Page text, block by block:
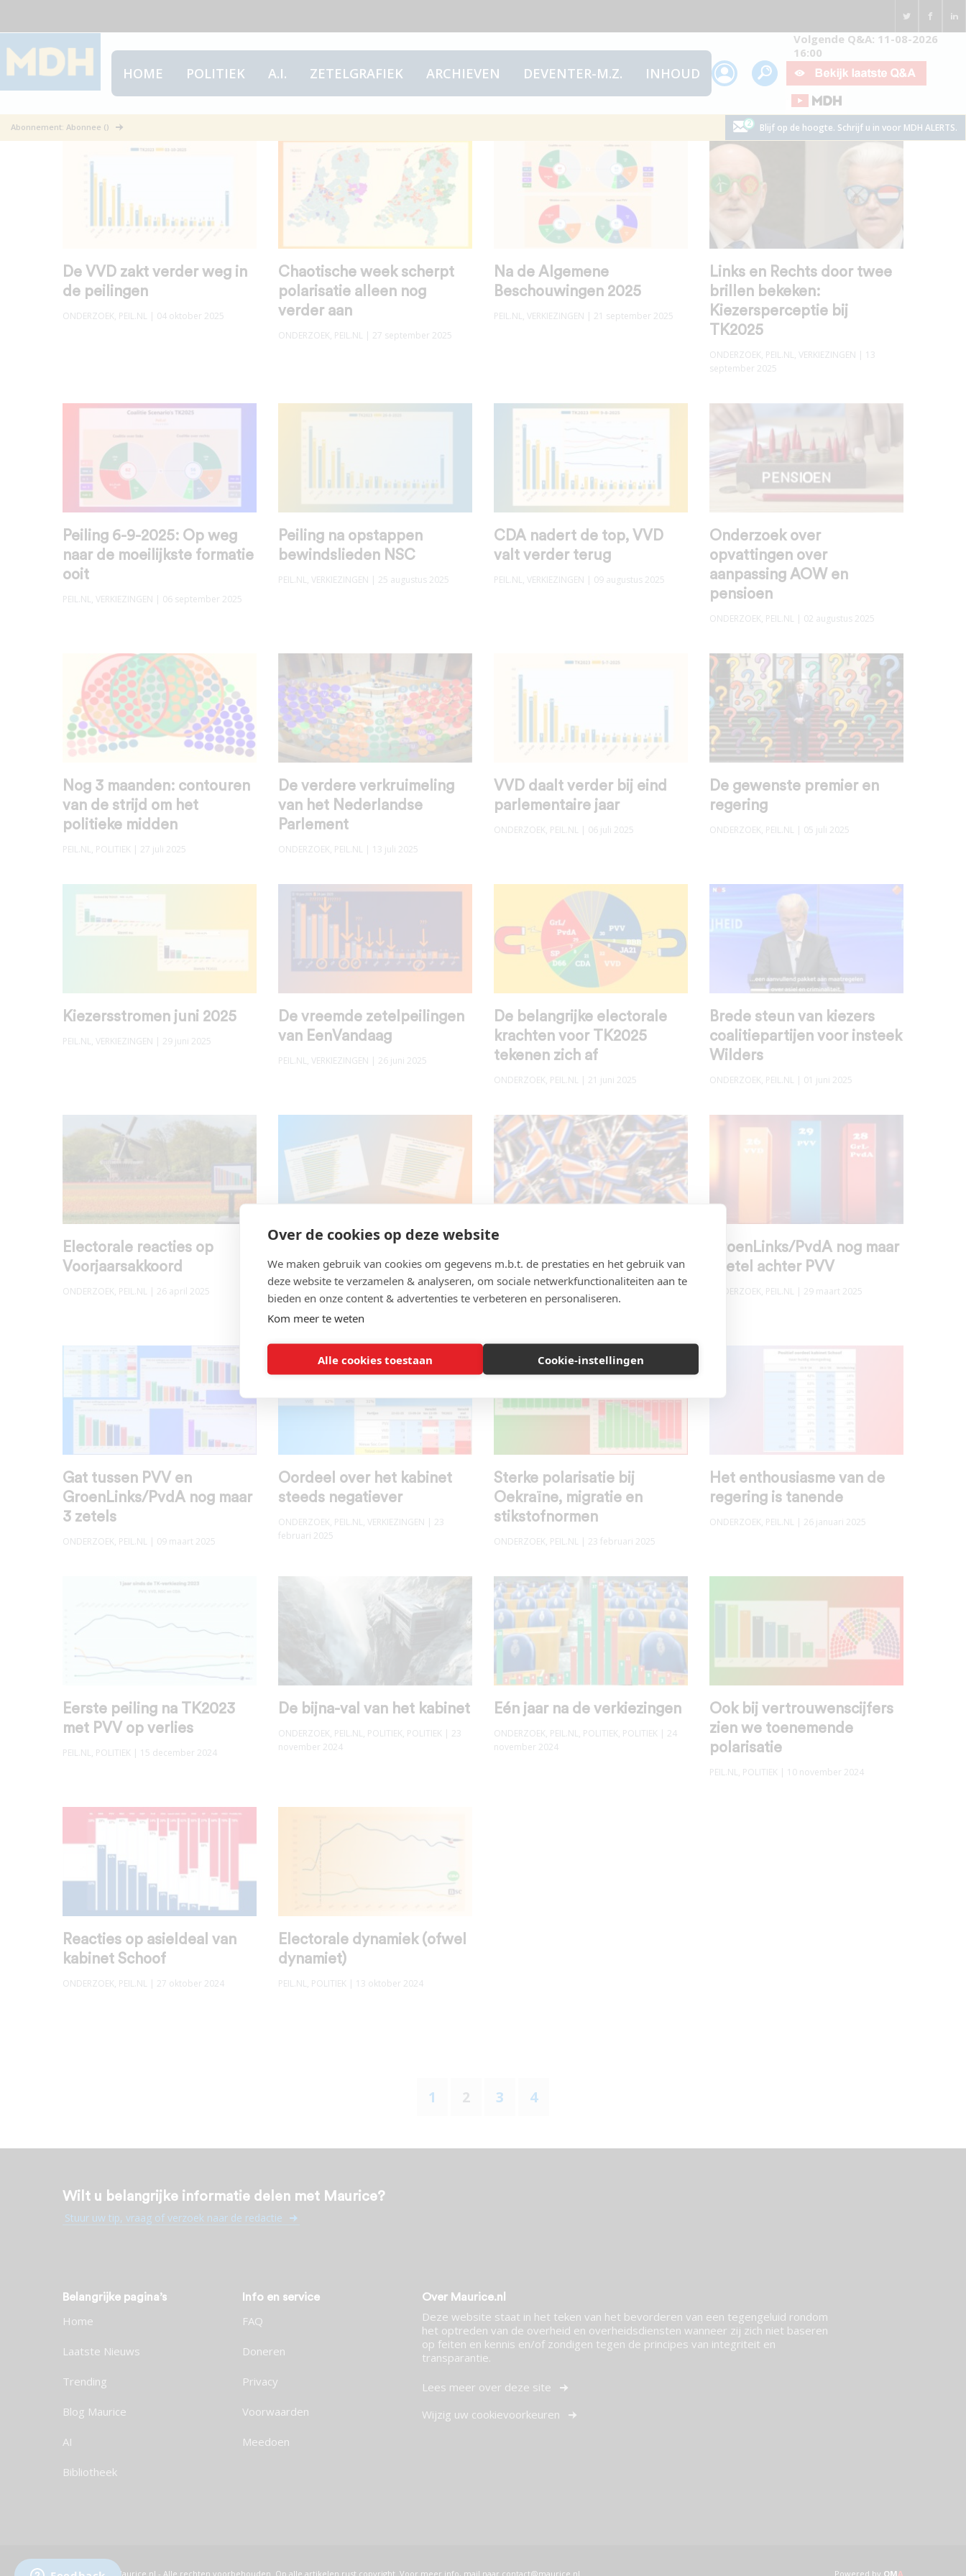
Over de cookies op deze website
We maken gebruik van cookies om gegevens m.b.t. de prestaties en het gebruik van
deze website te verzamelen & analyseren, om sociale netwerkfunctionaliteiten aan te
bieden en onze content & advertenties te verbeteren en personaliseren.
Kom meer te weten
Alle cookies toestaan Cookie-instellingen
HOME POLITIEK A.I. ZETELGRAFIEK ARCHIEVEN DEVENTER-M.Z. INHOUD
Volgende Q&A: 11-08-2026
16:00
Abonnement: Abonnee () Blijf op de hoogte. Schrijf u in voor MDH ALERTS.
Peil.nl
De VVD zakt verder weg in
de peilingen
ONDERZOEK, PEIL.NL | 04 oktober 2025
Chaotische week scherpt
polarisatie alleen nog
verder aan
ONDERZOEK, PEIL.NL | 27 september 2025
Na de Algemene
Beschouwingen 2025
PEIL.NL, VERKIEZINGEN | 21 september 2025
Links en Rechts door twee
brillen bekeken:
Kiezersperceptie bij
TK2025
ONDERZOEK, PEIL.NL, VERKIEZINGEN | 13
september 2025
Peiling 6-9-2025: Op weg
naar de moeilijkste formatie
ooit
PEIL.NL, VERKIEZINGEN | 06 september 2025
Peiling na opstappen
bewindslieden NSC
PEIL.NL, VERKIEZINGEN | 25 augustus 2025
CDA nadert de top, VVD
valt verder terug
PEIL.NL, VERKIEZINGEN | 09 augustus 2025
Onderzoek over
opvattingen over
aanpassing AOW en
pensioen
ONDERZOEK, PEIL.NL | 02 augustus 2025
Nog 3 maanden: contouren
van de strijd om het
politieke midden
PEIL.NL, POLITIEK | 27 juli 2025
De verdere verkruimeling
van het Nederlandse
Parlement
ONDERZOEK, PEIL.NL | 13 juli 2025
VVD daalt verder bij eind
parlementaire jaar
ONDERZOEK, PEIL.NL | 06 juli 2025
De gewenste premier en
regering
ONDERZOEK, PEIL.NL | 05 juli 2025
Kiezersstromen juni 2025
PEIL.NL, VERKIEZINGEN | 29 juni 2025
De vreemde zetelpeilingen
van EenVandaag
PEIL.NL, VERKIEZINGEN | 26 juni 2025
De belangrijke electorale
krachten voor TK2025
tekenen zich af
ONDERZOEK, PEIL.NL | 21 juni 2025
Brede steun van kiezers
coalitiepartijen voor insteek
Wilders
ONDERZOEK, PEIL.NL | 01 juni 2025
Electorale reacties op
Voorjaarsakkoord
ONDERZOEK, PEIL.NL | 26 april 2025
Afnemend vertrouwen
politici: september ’24 –
april ’25
zetelpeiling van
“lintjesdebatten”
GroenLinks/PvdA nog maar
1 zetel achter PVV
ONDERZOEK, PEIL.NL | 29 maart 2025
Gat tussen PVV en
GroenLinks/PvdA nog maar
3 zetels
ONDERZOEK, PEIL.NL | 09 maart 2025
Oordeel over het kabinet
steeds negatiever
ONDERZOEK, PEIL.NL, VERKIEZINGEN | 23
februari 2025
Sterke polarisatie bij
Oekraïne, migratie en
stikstofnormen
ONDERZOEK, PEIL.NL | 23 februari 2025
Het enthousiasme van de
regering is tanende
ONDERZOEK, PEIL.NL | 26 januari 2025
Eerste peiling na TK2023
met PVV op verlies
PEIL.NL, POLITIEK | 15 december 2024
De bijna-val van het kabinet
ONDERZOEK, PEIL.NL, POLITIEK, POLITIEK | 23
november 2024
Eén jaar na de verkiezingen
ONDERZOEK, PEIL.NL, POLITIEK, POLITIEK | 24
november 2024
Ook bij vertrouwenscijfers
zien we toenemende
polarisatie
PEIL.NL, POLITIEK | 10 november 2024
Reacties op asieldeal van
kabinet Schoof
ONDERZOEK, PEIL.NL | 27 oktober 2024
Electorale dynamiek (ofwel
dynamiet)
PEIL.NL, POLITIEK | 13 oktober 2024
1 2 3 4
Wilt u belangrijke informatie delen met Maurice?
Stuur uw tip, vraag of verzoek naar de redactie
Belangrijke pagina’s
Home
Laatste Nieuws
Trending
Blog Maurice
AI
Bibliotheek
Info en service
FAQ
Doneren
Privacy
Voorwaarden
Meedoen
Over Maurice.nl
Deze website staat in het teken van het bevorderen van een tegengeluid rondom
het optreden van de overheid en overheidsdiensten wanneer zij zich niet baseren
op feiten en kennis en/of zondigen tegen de principes van integriteit en
transparantie.
Lees meer over deze site
Wijzig uw cookievoorkeuren
© 2026 Maurice.nl - Alle rechten voorbehouden. Op alle artikelen rust copyright. Voor meer info, mail naar contact@maurice.nl Powered by